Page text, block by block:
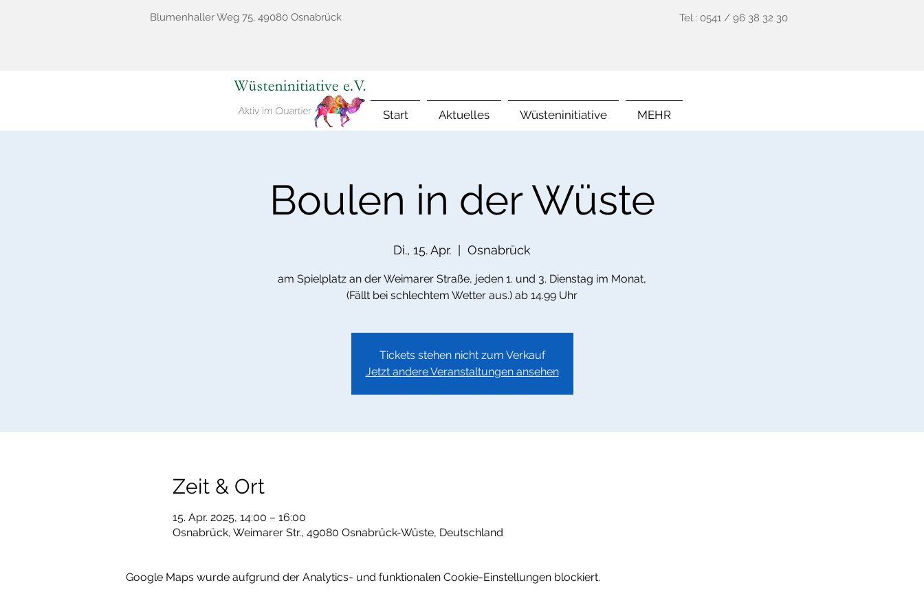
Blumenhaller Weg 75, 49080 Osnabrück Tel.: 0541 / 96 38 32 30
Start Aktuelles Wüsteninitiative MEHR
Boulen in der Wüste
Di., 15. Apr. Osnabrück
am Spielplatz an der Weimarer Straße, jeden 1. und 3. Dienstag im Monat,
(Fällt bei schlechtem Wetter aus.) ab 14.99 Uhr
Tickets stehen nicht zum Verkauf
Jetzt andere Veranstaltungen ansehen
Zeit & Ort
15. Apr. 2025, 14:00 – 16:00
Osnabrück, Weimarer Str., 49080 Osnabrück-Wüste, Deutschland
Google Maps wurde aufgrund der Analytics- und funktionalen Cookie-Einstellungen blockiert.